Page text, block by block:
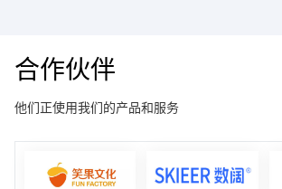
合作伙伴
他们正使用我们的产品和服务